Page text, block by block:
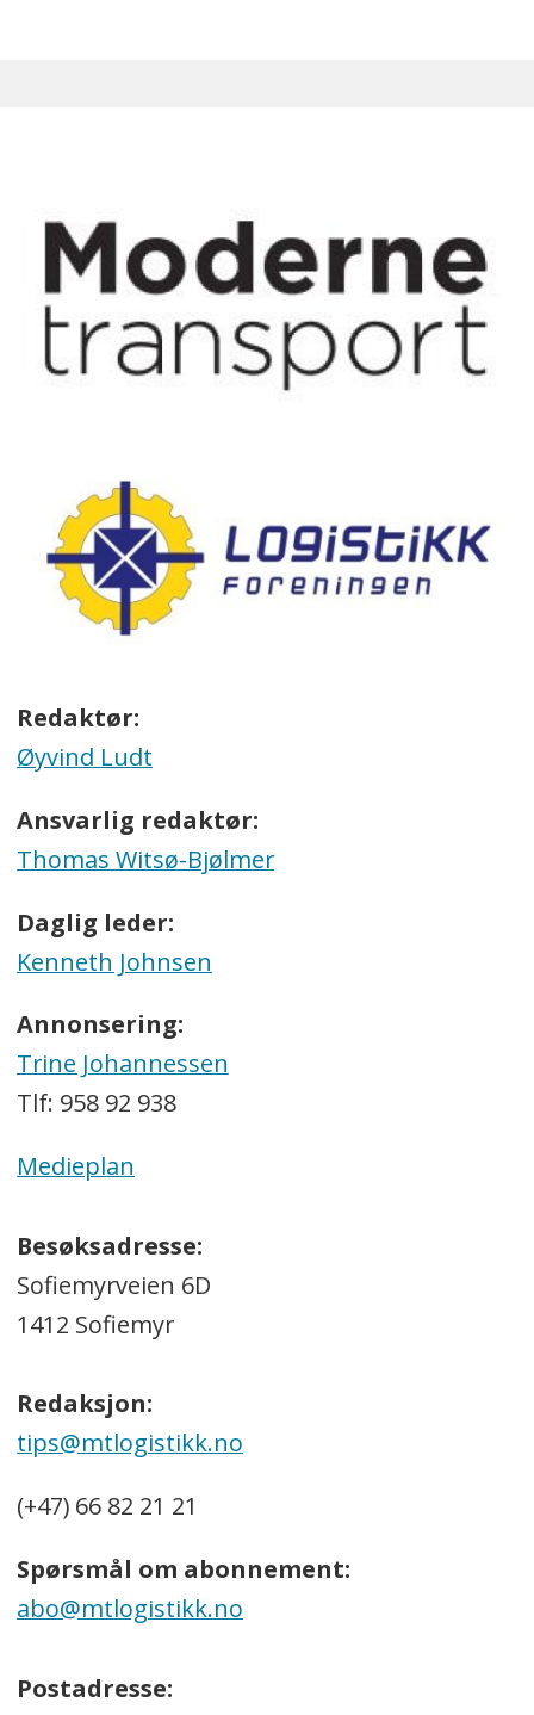
Redaktør:
Øyvind Ludt
Ansvarlig redaktør:
Thomas Witsø-Bjølmer
Daglig leder:
Kenneth Johnsen
Annonsering:
Trine Johannessen
Tlf: 958 92 938
Medieplan
Besøksadresse:
Sofiemyrveien 6D
1412 Sofiemyr
Redaksjon:
tips@mtlogistikk.no
(+47) 66 82 21 21
Spørsmål om abonnement:
abo@mtlogistikk.no
Postadresse: